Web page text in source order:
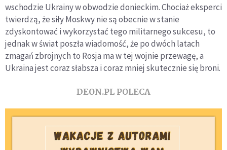
wschodzie Ukrainy w obwodzie donieckim. Chociaż eksperci
twierdzą, że siły Moskwy nie są obecnie w stanie
zdyskontować i wykorzystać tego militarnego sukcesu, to
jednak w świat poszła wiadomość, że po dwóch latach
zmagań zbrojnych to Rosja ma w tej wojnie przewagę, a
Ukraina jest coraz słabsza i coraz mniej skutecznie się broni.
DEON.PL POLECA